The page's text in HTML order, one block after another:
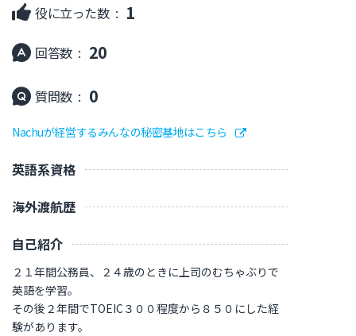
役に立った数 : 1
回答数 : 20
質問数 : 0
Nachuが経営するみんなの秘密基地はこちら
英語系資格
海外渡航歴
自己紹介
２１年間公務員、２４歳のときに上司のむちゃぶりで
英語を学習。
その後２年間でTOEIC３００程度から８５０にした経
験があります。